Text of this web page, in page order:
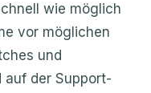
wie möglich
vor möglichen
und
auf der Support-